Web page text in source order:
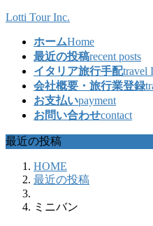
コ
ッ
プ
ナ
移
動
Lotti Tour Inc.
ホームHome
最近の投稿recent posts
イタリア旅行手配travel
会社概要・旅行業登録
お支払いpayment
お問い合わせcontact
最近の投稿
HOME
最近の投稿
ミニバン